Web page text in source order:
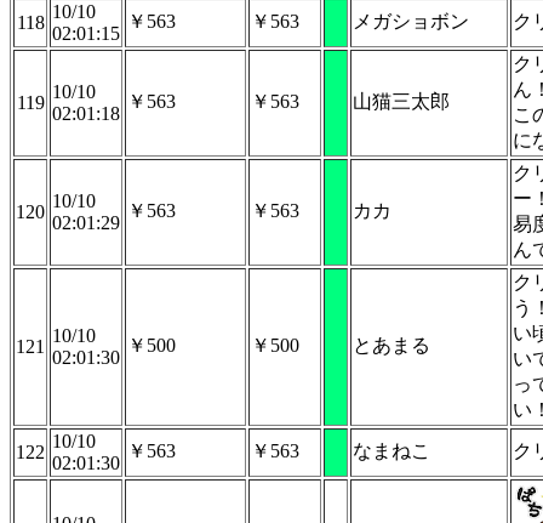
118
10/10
02:01:15
￥563 ￥563 メガショボン ク
119
10/10
02:01:18
￥563 ￥563 山猫三太郎
ク
ん
こ
に
120
10/10
02:01:29
￥563 ￥563 カカ
ク
ー
易
ん
121
10/10
02:01:30
￥500 ￥500 とあまる
ク
う
い
い
っ
い
122
10/10
02:01:30
￥563 ￥563 なまねこ ク